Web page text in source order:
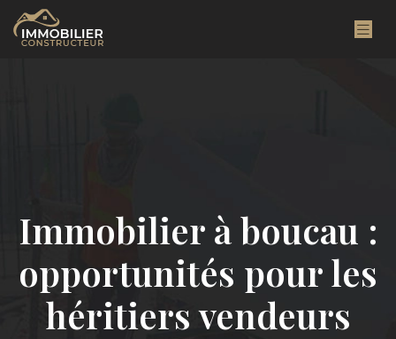
Immobilier à boucau :
opportunités pour les
héritiers vendeurs